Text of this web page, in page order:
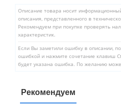
Описание товара носит
описания, представленного в
Рекомендуем при покупке проверять
характеристик.
Если Вы заметили ошибку в описании,
ошибкой и нажмите сочетание клавиш
будет указана ошибка. По желанию
Рекомендуем